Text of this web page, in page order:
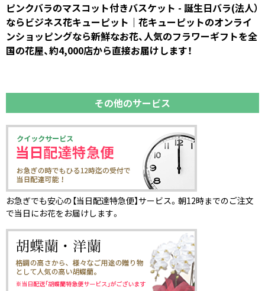
ピンクバラのマスコット付きバスケット - 誕生日バラ(法人）
ならビジネス花キューピット｜花キューピットのオンライ
ンショッピングなら新鮮なお花、人気のフラワーギフトを全
国の花屋、約4,000店から直接お届けします！
その他のサービス
お急ぎでも安心の【当日配達特急便】サービス。朝12時までのご注文
で当日にお花をお届けします。